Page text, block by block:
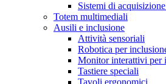
Sistemi di
Totem multimediali
Ausili e inclusione
Attività sensoriali
Robotica per
Monitor interattivi per
Tastiere speciali
Tavoli ergonomici